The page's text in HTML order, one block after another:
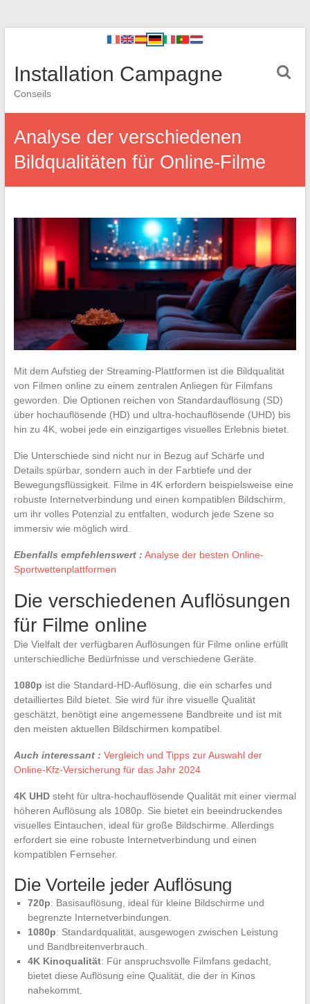
Installation Campagne
Conseils
Analyse der verschiedenen
Bildqualitäten für Online-Filme
Mit dem Aufstieg der Streaming-Plattformen ist die Bildqualität
von Filmen online zu einem zentralen Anliegen für Filmfans
geworden. Die Optionen reichen von Standardauflösung (SD)
über hochauflösende (HD) und ultra-hochauflösende (UHD) bis
hin zu 4K, wobei jede ein einzigartiges visuelles Erlebnis bietet.
Die Unterschiede sind nicht nur in Bezug auf Schärfe und
Details spürbar, sondern auch in der Farbtiefe und der
Bewegungsflüssigkeit. Filme in 4K erfordern beispielsweise eine
robuste Internetverbindung und einen kompatiblen Bildschirm,
um ihr volles Potenzial zu entfalten, wodurch jede Szene so
immersiv wie möglich wird.
Ebenfalls empfehlenswert : Analyse der besten Online-
Sportwettenplattformen
Die verschiedenen Auflösungen
für Filme online
Die Vielfalt der verfügbaren Auflösungen für Filme online erfüllt
unterschiedliche Bedürfnisse und verschiedene Geräte.
1080p ist die Standard-HD-Auflösung, die ein scharfes und
detailliertes Bild bietet. Sie wird für ihre visuelle Qualität
geschätzt, benötigt eine angemessene Bandbreite und ist mit
den meisten aktuellen Bildschirmen kompatibel.
Auch interessant : Vergleich und Tipps zur Auswahl der
Online-Kfz-Versicherung für das Jahr 2024
4K UHDsteht für ultra-hochauflösende Qualität mit einer viermal
höheren Auflösung als 1080p. Sie bietet ein beeindruckendes
visuelles Eintauchen, ideal für große Bildschirme. Allerdings
erfordert sie eine robuste Internetverbindung und einen
kompatiblen Fernseher.
Die Vorteile jeder Auflösung
720p: Basisauflösung, ideal für kleine Bildschirme und
begrenzte Internetverbindungen.
1080p: Standardqualität, ausgewogen zwischen Leistung
und Bandbreitenverbrauch.
4K Kinoqualität: Für anspruchsvolle Filmfans gedacht,
bietet diese Auflösung eine Qualität, die der in Kinos
nahekommt.